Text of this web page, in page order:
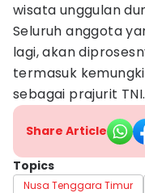
wisata unggulan
Seluruh anggota
lagi, akan
termasuk
sebagai prajurit TNI.
Share Article
Topics
Nusa Tenggara Timur